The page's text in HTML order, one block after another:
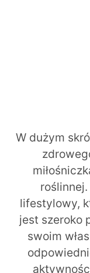
W dużym
lifestylowy,
jest szeroko
swoim